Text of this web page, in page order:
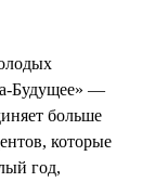
Будущее» —
больше
которые
год,